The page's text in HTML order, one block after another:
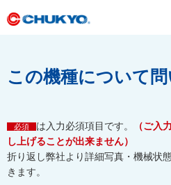
この機種について
必須 は入力必須項目です。
（ご入
し上げることが出来ません）
折り返し弊社より詳細写真・機械状
きます。